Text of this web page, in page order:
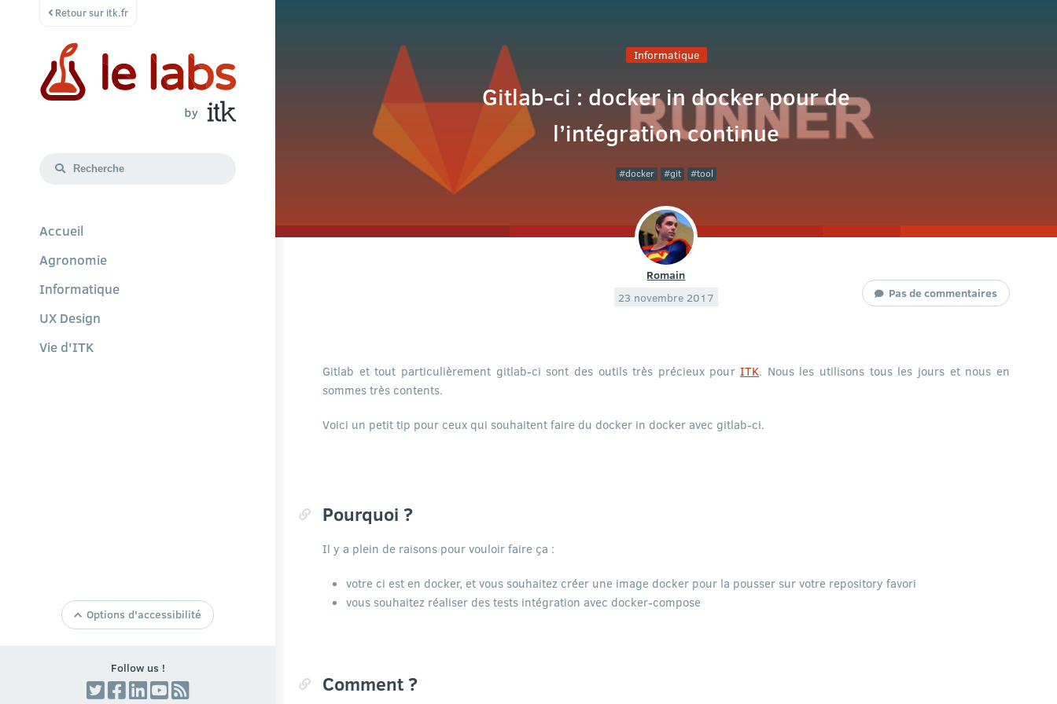
Retour sur itk.fr
Accueil
Agronomie
Informatique
UX Design
Vie d'ITK
Taille de texte par Defaut
Réduire la Taille du Texte
Options d'accessibilité
Follow us !
Informatique
Gitlab-ci : docker in docker pour de
l’intégration continue
docker git tool
Romain
23 novembre 2017
Pas de commentaires
Gitlab et tout particulièrement gitlab-ci sont des outils très précieux pourITK. Nous les utilisons tous les jours et nous en
sommes très contents.
Voici un petit tip pour ceux qui souhaitent faire du docker in docker avec gitlab-ci.
Pourquoi ?
Il y a plein de raisons pour vouloir faire ça :
votre ci est en docker, et vous souhaitez créer une image docker pour la pousser sur votre repository favori
vous souhaitez réaliser des tests intégration avec docker-compose
Comment ?